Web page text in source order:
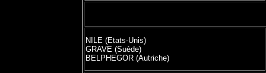
NILE (Etats-Unis)
GRAVE (Suède)
BELPHEGOR (Autriche)